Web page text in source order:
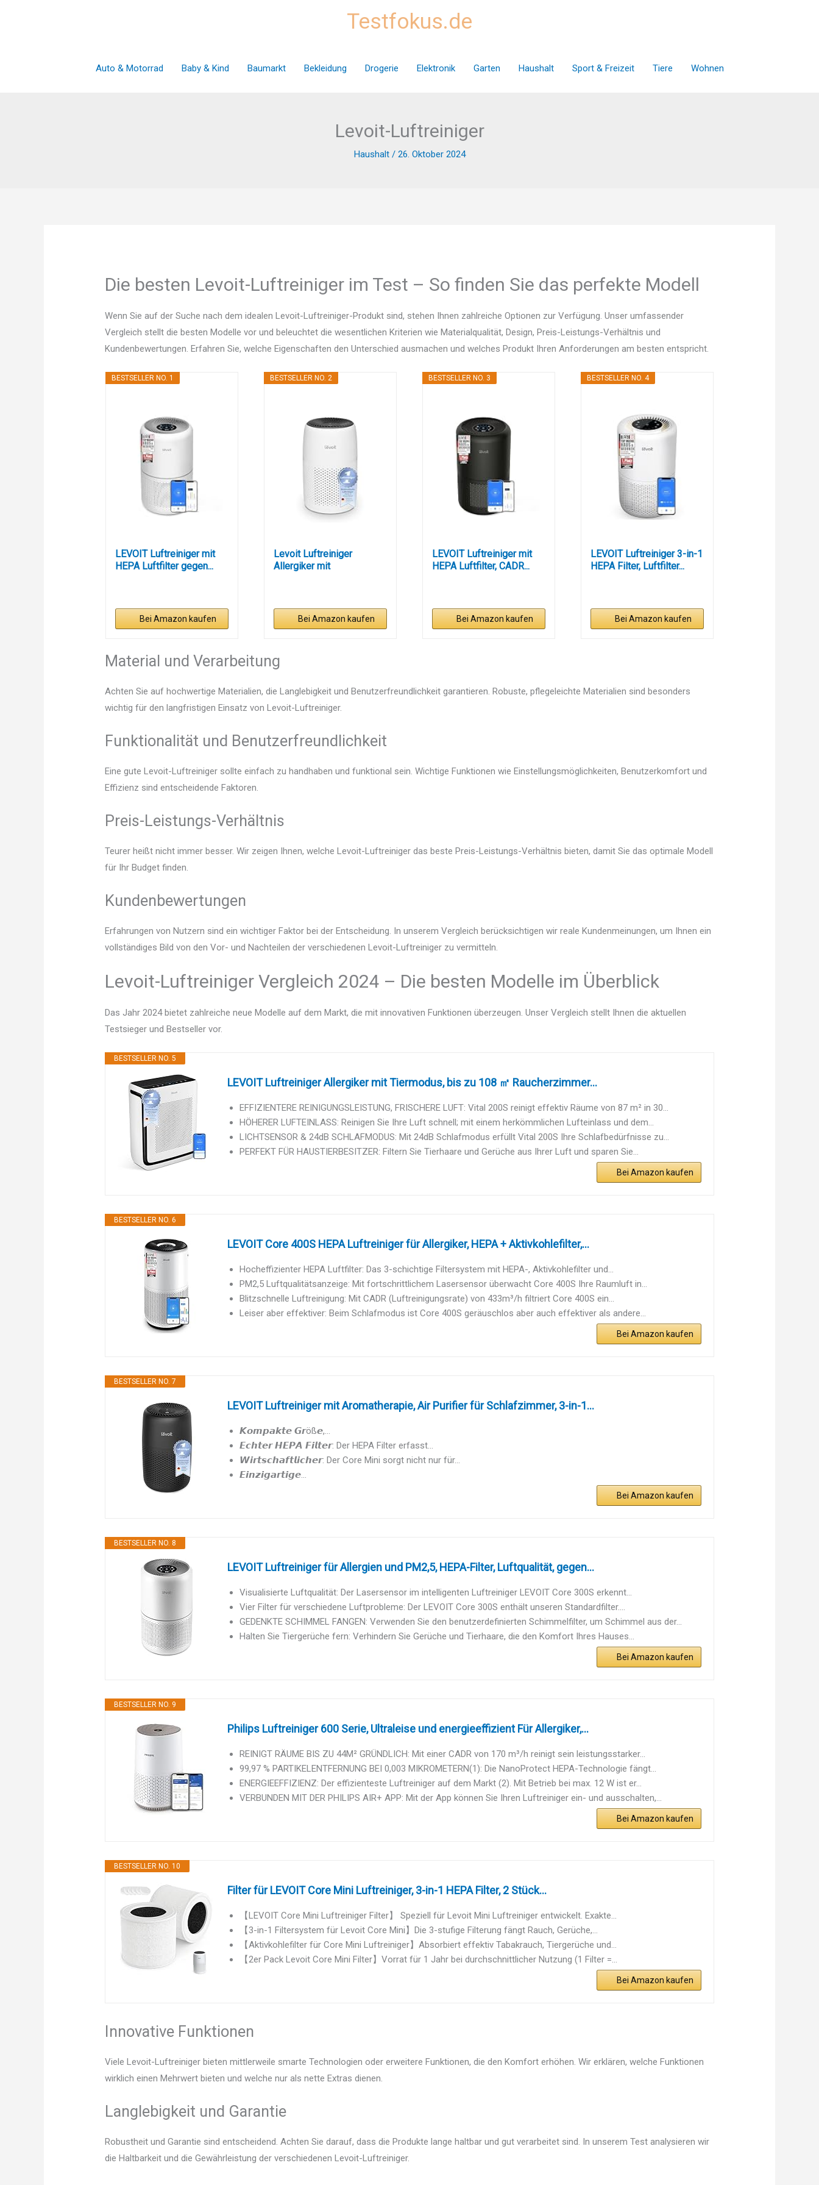
Testfokus.de
Auto & Motorrad Baby & Kind Baumarkt Bekleidung Drogerie Elektronik Garten Haushalt Sport & Freizeit Tiere Wohnen
Levoit-Luftreiniger
Haushalt/ 26. Oktober 2024
Die besten Levoit-Luftreiniger im Test – So finden Sie das perfekte Modell
Wenn Sie auf der Suche nach dem idealen Levoit-Luftreiniger-Produkt sind, stehen Ihnen zahlreiche Optionen zur Verfügung. Unser umfassender
Vergleich stellt die besten Modelle vor und beleuchtet die wesentlichen Kriterien wie Materialqualität, Design, Preis-Leistungs-Verhältnis und
Kundenbewertungen. Erfahren Sie, welche Eigenschaften den Unterschied ausmachen und welches Produkt Ihren Anforderungen am besten entspricht.
BESTSELLER NO. 1
LEVOIT Luftreiniger mit
HEPA Luftfilter gegen...
Bei Amazon kaufen
BESTSELLER NO. 2
Levoit Luftreiniger
Allergiker mit
Bei Amazon kaufen
BESTSELLER NO. 3
LEVOIT Luftreiniger mit
HEPA Luftfilter, CADR...
Bei Amazon kaufen
BESTSELLER NO. 4
LEVOIT Luftreiniger 3-in-1
HEPA Filter, Luftfilter...
Bei Amazon kaufen
Material und Verarbeitung
Achten Sie auf hochwertige Materialien, die Langlebigkeit und Benutzerfreundlichkeit garantieren. Robuste, pflegeleichte Materialien sind besonders
wichtig für den langfristigen Einsatz von Levoit-Luftreiniger.
Funktionalität und Benutzerfreundlichkeit
Eine gute Levoit-Luftreiniger sollte einfach zu handhaben und funktional sein. Wichtige Funktionen wie Einstellungsmöglichkeiten, Benutzerkomfort und
Effizienz sind entscheidende Faktoren.
Preis-Leistungs-Verhältnis
Teurer heißt nicht immer besser. Wir zeigen Ihnen, welche Levoit-Luftreiniger das beste Preis-Leistungs-Verhältnis bieten, damit Sie das optimale Modell
für Ihr Budget finden.
Kundenbewertungen
Erfahrungen von Nutzern sind ein wichtiger Faktor bei der Entscheidung. In unserem Vergleich berücksichtigen wir reale Kundenmeinungen, um Ihnen ein
vollständiges Bild von den Vor- und Nachteilen der verschiedenen Levoit-Luftreiniger zu vermitteln.
Levoit-Luftreiniger Vergleich 2024 – Die besten Modelle im Überblick
Das Jahr 2024 bietet zahlreiche neue Modelle auf dem Markt, die mit innovativen Funktionen überzeugen. Unser Vergleich stellt Ihnen die aktuellen
Testsieger und Bestseller vor.
BESTSELLER NO. 5
LEVOIT Luftreiniger Allergiker mit Tiermodus, bis zu 108 ㎡ Raucherzimmer...
EFFIZIENTERE REINIGUNGSLEISTUNG, FRISCHERE LUFT: Vital 200S reinigt effektiv Räume von 87 m² in 30...
HÖHERER LUFTEINLASS: Reinigen Sie Ihre Luft schnell; mit einem herkömmlichen Lufteinlass und dem...
LICHTSENSOR & 24dB SCHLAFMODUS: Mit 24dB Schlafmodus erfüllt Vital 200S Ihre Schlafbedürfnisse zu...
PERFEKT FÜR HAUSTIERBESITZER: Filtern Sie Tierhaare und Gerüche aus Ihrer Luft und sparen Sie...
Bei Amazon kaufen
BESTSELLER NO. 6
LEVOIT Core 400S HEPA Luftreiniger für Allergiker, HEPA + Aktivkohlefilter,...
Hocheffizienter HEPA Luftfilter: Das 3-schichtige Filtersystem mit HEPA-, Aktivkohlefilter und...
PM2,5 Luftqualitätsanzeige: Mit fortschrittlichem Lasersensor überwacht Core 400S Ihre Raumluft in...
Blitzschnelle Luftreinigung: Mit CADR (Luftreinigungsrate) von 433m³/h filtriert Core 400S ein...
Leiser aber effektiver: Beim Schlafmodus ist Core 400S geräuschlos aber auch effektiver als andere...
Bei Amazon kaufen
BESTSELLER NO. 7
LEVOIT Luftreiniger mit Aromatherapie, Air Purifier für Schlafzimmer, 3-in-1...
𝙆𝙤𝙢𝙥𝙖𝙠𝙩𝙚 𝙂𝙧öß𝙚,...
𝙀𝙘𝙝𝙩𝙚𝙧 𝙃𝙀𝙋𝘼 𝙁𝙞𝙡𝙩𝙚𝙧: Der HEPA Filter erfasst...
𝙒𝙞𝙧𝙩𝙨𝙘𝙝𝙖𝙛𝙩𝙡𝙞𝙘𝙝𝙚𝙧: Der Core Mini sorgt nicht nur für...
𝙀𝙞𝙣𝙯𝙞𝙜𝙖𝙧𝙩𝙞𝙜𝙚...
Bei Amazon kaufen
BESTSELLER NO. 8
LEVOIT Luftreiniger für Allergien und PM2,5, HEPA-Filter, Luftqualität, gegen...
Visualisierte Luftqualität: Der Lasersensor im intelligenten Luftreiniger LEVOIT Core 300S erkennt...
Vier Filter für verschiedene Luftprobleme: Der LEVOIT Core 300S enthält unseren Standardfilter....
GEDENKTE SCHIMMEL FANGEN: Verwenden Sie den benutzerdefinierten Schimmelfilter, um Schimmel aus der...
Halten Sie Tiergerüche fern: Verhindern Sie Gerüche und Tierhaare, die den Komfort Ihres Hauses...
Bei Amazon kaufen
BESTSELLER NO. 9
Philips Luftreiniger 600 Serie, Ultraleise und energieeffizient Für Allergiker,...
REINIGT RÄUME BIS ZU 44M² GRÜNDLICH: Mit einer CADR von 170 m³/h reinigt sein leistungsstarker...
99,97 % PARTIKELENTFERNUNG BEI 0,003 MIKROMETERN(1): Die NanoProtect HEPA-Technologie fängt...
ENERGIEEFFIZIENZ: Der effizienteste Luftreiniger auf dem Markt (2). Mit Betrieb bei max. 12 W ist er...
VERBUNDEN MIT DER PHILIPS AIR+ APP: Mit der App können Sie Ihren Luftreiniger ein- und ausschalten,...
Bei Amazon kaufen
BESTSELLER NO. 10
Filter für LEVOIT Core Mini Luftreiniger, 3-in-1 HEPA Filter, 2 Stück...
【LEVOIT Core Mini Luftreiniger Filter】 Speziell für Levoit Mini Luftreiniger entwickelt. Exakte...
【3-in-1 Filtersystem für Levoit Core Mini】Die 3-stufige Filterung fängt Rauch, Gerüche,...
【Aktivkohlefilter für Core Mini Luftreiniger】Absorbiert effektiv Tabakrauch, Tiergerüche und...
【2er Pack Levoit Core Mini Filter】Vorrat für 1 Jahr bei durchschnittlicher Nutzung (1 Filter =...
Bei Amazon kaufen
Innovative Funktionen
Viele Levoit-Luftreiniger bieten mittlerweile smarte Technologien oder erweitere Funktionen, die den Komfort erhöhen. Wir erklären, welche Funktionen
wirklich einen Mehrwert bieten und welche nur als nette Extras dienen.
Langlebigkeit und Garantie
Robustheit und Garantie sind entscheidend. Achten Sie darauf, dass die Produkte lange haltbar und gut verarbeitet sind. In unserem Test analysieren wir
die Haltbarkeit und die Gewährleistung der verschiedenen Levoit-Luftreiniger.